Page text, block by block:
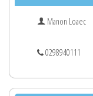
Manon Loaec
0298940111